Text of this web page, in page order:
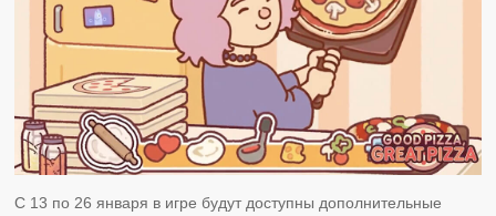
C 13 по 26 января в игре будут доступны дополнительные